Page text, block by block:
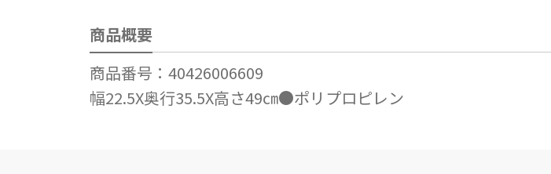
商品概要
商品番号：40426006609
幅22.5X奥行35.5X高さ49㎝●ポリプロピレン